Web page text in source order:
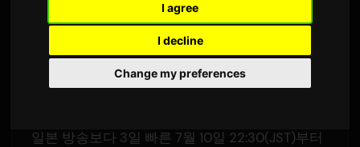
I agree
I decline
Change my preferences
인기 라이트 노벨 시리즈 'Koko wa Ore ni
Makasete Saki ni Ike to Itte kara 10-nen ga
Tattara Densetsu ni Natteita.'(코코 오레)의 TV
애니메이션 2화가 7월 13일에 방영됩니다. 해외 시
일본 방송보다 3일 빠른 7월 10일 22:30(JST)부터